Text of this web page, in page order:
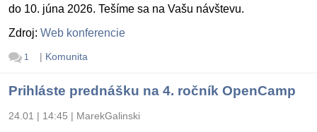
do 10. júna 2026. Tešíme sa na Vašu návštevu.
Zdroj: Web konferencie
1 | Komunita
Prihláste prednášku na 4. ročník OpenCamp
24.01 | 14:45 | MarekGalinski